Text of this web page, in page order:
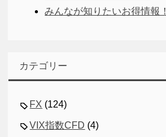
みんなが知りたいお得情報！
カテゴリー
FX (124)
VIX指数CFD (4)